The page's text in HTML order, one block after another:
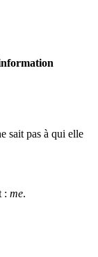
sait pas à qui elle
: me.